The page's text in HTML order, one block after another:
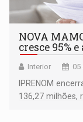
NOVA
cresce 95%
Interior 05
IPRENOM
136,27 milhões,